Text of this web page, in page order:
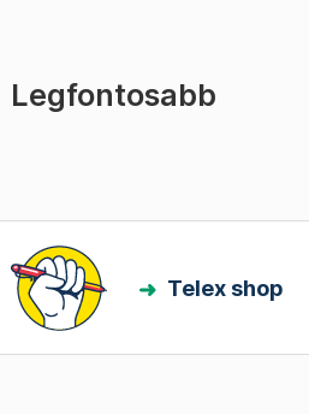
Legfontosabb
Telex shop